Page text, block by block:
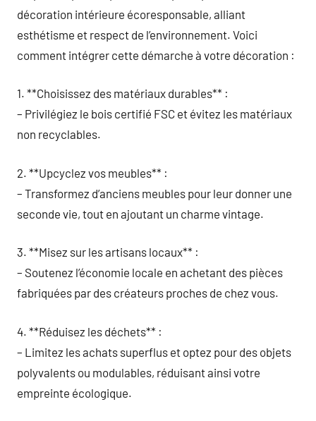
décoration intérieure écoresponsable, alliant
esthétisme et respect de l’environnement. Voici
comment intégrer cette démarche à votre décoration :
1. **Choisissez des matériaux durables** :
– Privilégiez le bois certifié FSC et évitez les matériaux
non recyclables.
2. **Upcyclez vos meubles** :
– Transformez d’anciens meubles pour leur donner une
seconde vie, tout en ajoutant un charme vintage.
3. **Misez sur les artisans locaux** :
– Soutenez l’économie locale en achetant des pièces
fabriquées par des créateurs proches de chez vous.
4. **Réduisez les déchets** :
– Limitez les achats superflus et optez pour des objets
polyvalents ou modulables, réduisant ainsi votre
empreinte écologique.